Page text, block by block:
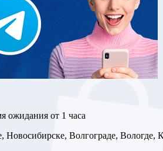
ожидания от 1 часа
Волгограде,